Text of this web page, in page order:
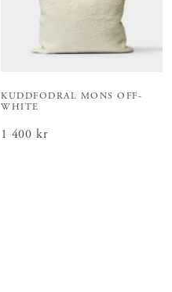
KUDDFODRAL MONS OFF-
WHITE
Pris:1 400 kr
1 400 kr